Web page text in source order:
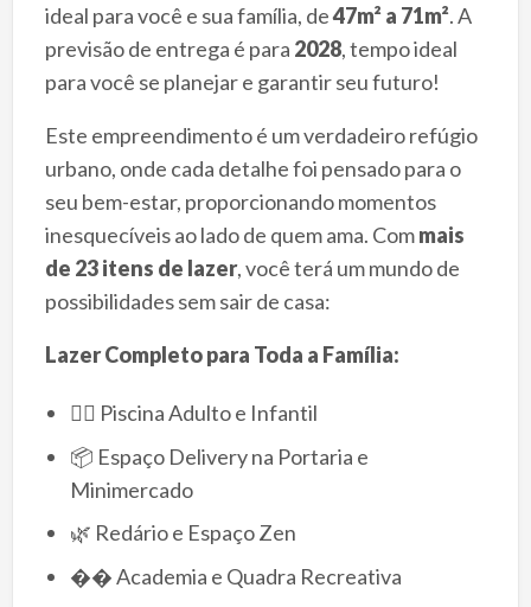
ideal para você e sua família, de47m² a 71m². A
previsão de entrega é para 2028, tempo ideal
para você se planejar e garantir seu futuro!
Este empreendimento é um verdadeiro refúgio
urbano, onde cada detalhe foi pensado para o
seu bem-estar, proporcionando momentos
inesquecíveis ao lado de quem ama. Commais
de 23 itens de lazer, você terá um mundo de
possibilidades sem sair de casa:
Lazer Completo para Toda a Família:
🏊‍♀️ Piscina Adulto e Infantil
📦 Espaço Delivery na Portaria e
Minimercado
🌿 Redário e Espaço Zen
�� Academia e Quadra Recreativa